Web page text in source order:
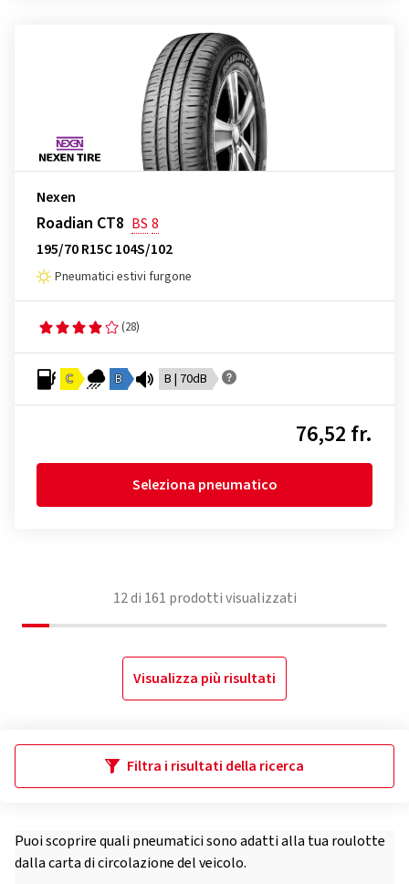
Nexen
Roadian CT8 BS 8
195/70 R15C 104S/102
Pneumatici estivi furgone
(28)
C B B | 70dB
76,52 fr.
Seleziona pneumatico
12di 161 prodotti visualizzati
Visualizza più risultati
Filtra i risultati della ricerca
Puoi scoprire quali pneumatici sono adatti alla tua roulotte
dalla carta di circolazione del veicolo.